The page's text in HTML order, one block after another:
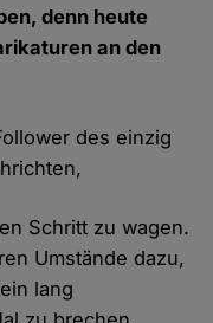
denn heute
an den
des einzig
Schritt zu wagen.
Umstände dazu,
lang